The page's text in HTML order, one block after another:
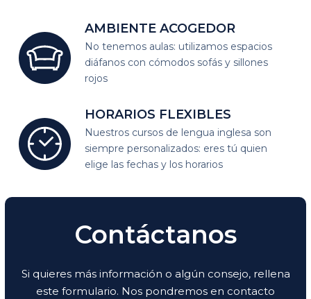
AMBIENTEACOGEDOR
No tenemos aulas: utilizamos espacios
diáfanos con cómodos sofás y sillones
rojos
HORARIOS FLEXIBLES
Nuestros cursos de lengua inglesa son
siempre personalizados: eres tú quien
elige las fechas y los horarios
Contáctanos
Si quieres más información o algún consejo, rellena
este formulario. Nos pondremos en contacto